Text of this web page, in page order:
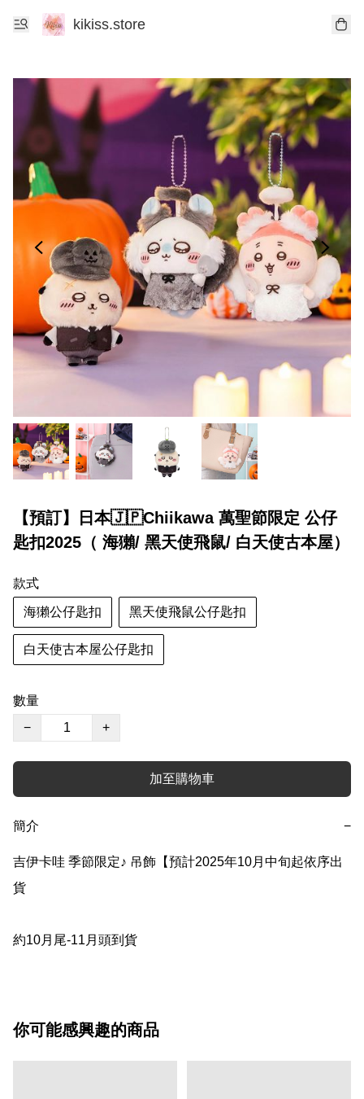
kikiss.store
【預訂】日本🇯🇵Chiikawa 萬聖節限定 公仔
匙扣2025（ 海獺/ 黑天使飛鼠/ 白天使古本屋）
款式
海獺公仔匙扣 黑天使飛鼠公仔匙扣
白天使古本屋公仔匙扣
數量
−
+
加至購物車
簡介 −
吉伊卡哇 季節限定♪ 吊飾【預計2025年10月中旬起依序出
貨
約10月尾-11月頭到貨
你可能感興趣的商品